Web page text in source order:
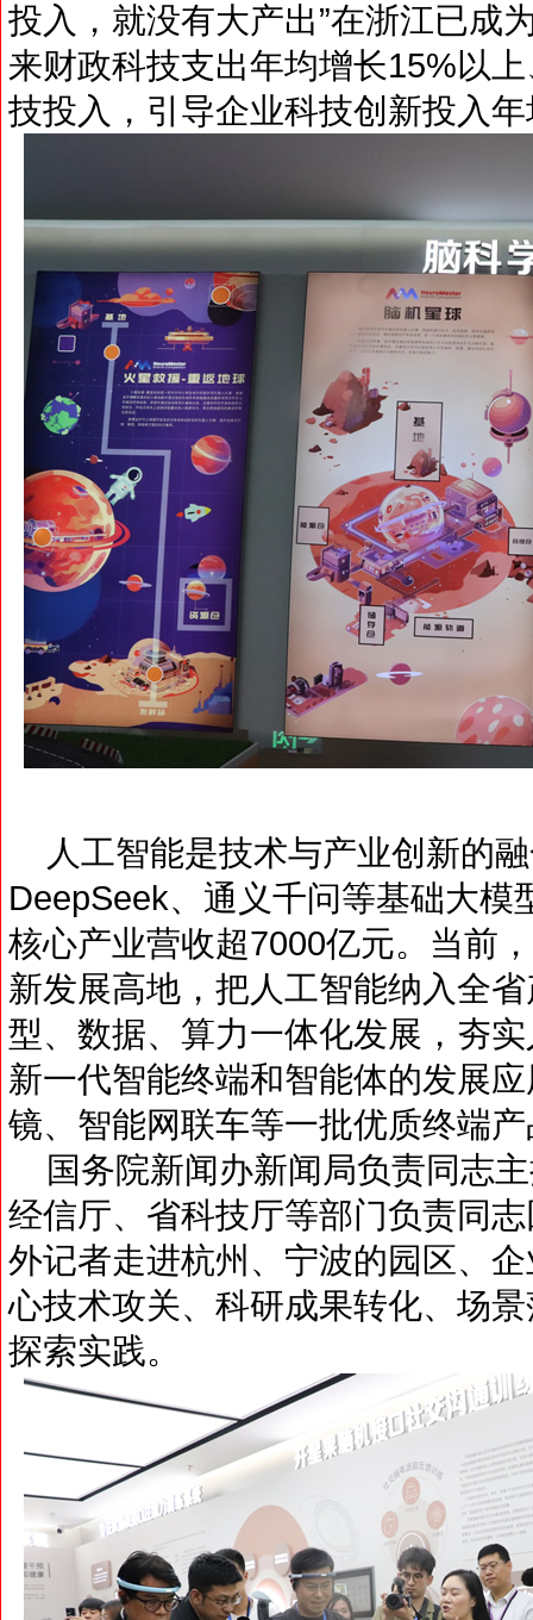
投入，就没有大产出”在浙江已成
来财政科技支出年均增长15%以
技投入，引导企业科技创新投入
人工智能是技术与产业创新的
DeepSeek、通义千问等基础大
核心产业营收超7000亿元。当前
新发展高地，把人工智能纳入全
型、数据、算力一体化发展，夯
新一代智能终端和智能体的发展
镜、智能网联车等一批优质终端
国务院新闻办新闻局负责同志
经信厅、省科技厅等部门负责同
外记者走进杭州、宁波的园区、
心技术攻关、科研成果转化、场
探索实践。